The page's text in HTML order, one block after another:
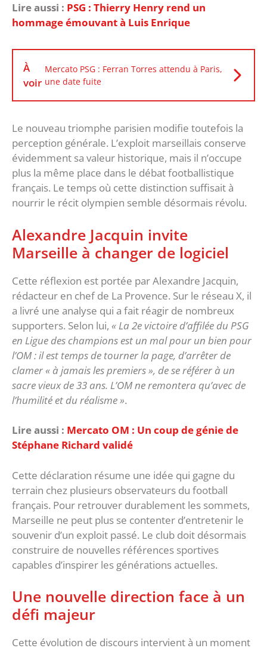
Lire aussi : PSG : Thierry Henry rend un
hommage émouvant à Luis Enrique
À
voir
Mercato PSG : Ferran Torres attendu à Paris,
une date fuite
‎Le nouveau triomphe parisien modifie toutefois la
perception générale. L’exploit marseillais conserve
évidemment sa valeur historique, mais il n’occupe
plus la même place dans le débat footballistique
français. Le temps où cette distinction suffisait à
nourrir le récit olympien semble désormais révolu.
‎Alexandre Jacquin invite
Marseille à changer de logiciel
‎Cette réflexion est portée par Alexandre Jacquin,
rédacteur en chef de La Provence. Sur le réseau X, il
a livré une analyse qui a fait réagir de nombreux
supporters. Selon lui, « La 2e victoire d’affilée du PSG
en Ligue des champions est un mal pour un bien pour
l’OM : il est temps de tourner la page, d’arrêter de
clamer « à jamais les premiers », de se référer à un
sacre vieux de 33 ans. L’OM ne remontera qu’avec de
l’humilité et du réalisme ».
Lire aussi : Mercato OM : Un coup de génie de
Stéphane Richard validé
‎Cette déclaration résume une idée qui gagne du
terrain chez plusieurs observateurs du football
français. Pour retrouver durablement les sommets,
Marseille ne peut plus se contenter d’entretenir le
souvenir d’un exploit passé. Le club doit désormais
construire de nouvelles références sportives
capables d’inspirer les générations actuelles.
‎Une nouvelle direction face à un
défi majeur
‎Cette évolution de discours intervient à un moment